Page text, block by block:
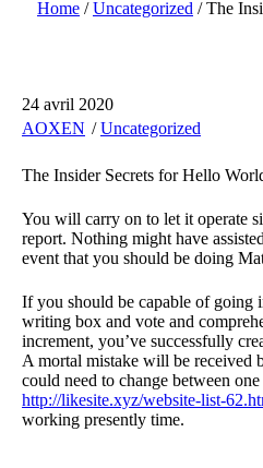
Home /Uncategorized /The
24 avril 2020
AOXEN
Uncategorized
The Insider Secrets for Hello
You will carry on to let it operate
report. Nothing might have
event that you should be doing
If you should be capable of going
writing box and vote and
increment, you’ve successfully
A mortal mistake will be received
could need to change between
http://likesite.xyz/website-list-
working presently time.